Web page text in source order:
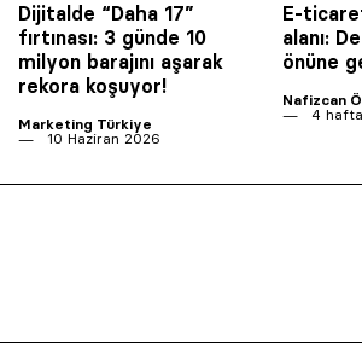
Dijitalde “Daha 17”
fırtınası: 3 günde 10
milyon barajını aşarak
rekora koşuyor!
Marketing Türkiye
10 Haziran 2026
E-
alanı:
önüne
Nafizcan
4